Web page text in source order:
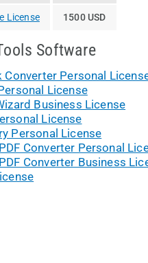
License 1500 USD
Software
Personal
License
Business License
License
Personal License
Converter Personal
Converter Business